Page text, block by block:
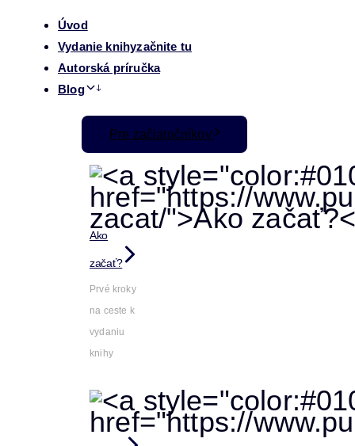
Úvod
Vydanie knihyzačnite tu
Autorská príručka
Blog
Pre začiatočníkov
Ako
začať?
Prvé kroky
na ceste k
vydaniu
knihy